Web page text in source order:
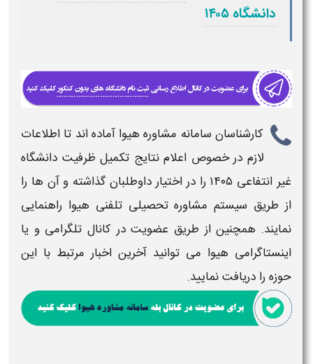
دانشگاه ۱۴۰۵
کارشناسان سامانه مشاوره هیوا آماده اند تا اطلاعات
لازم در خصوص اعلام نتایج تکمیل ظرفیت دانشگاه
غیر انتفاعی ۱۴۰۵
را در اختیار داوطلبان گذاشته و آن ها را
از طریق سیستم مشاوره تحصیلی تلفنی هیوا راهنمایی
نمایند. همچنین از طریق عضویت در کانال تلگرامی و یا
اینستاگرامی هیوا می توانید آخرین اخبار مرتبط با این
حوزه را دریافت نمایید.